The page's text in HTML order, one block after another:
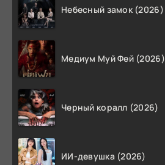
Небесный замок (2026)
Медиум Муй Фей (2026)
Черный коралл (2026)
ИИ-девушка (2026)